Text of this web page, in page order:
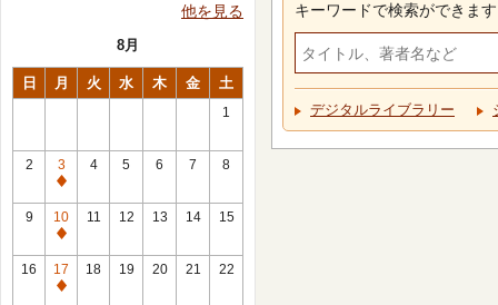
他を見る
8月
日 月 火 水 木 金 土
1
2
3
休
館
日
4 5 6 7 8
9
10
休
館
日
11 12 13 14 15
16
17
休
18 19 20 21 22
キーワードで検索ができます
デジタルライブラリー